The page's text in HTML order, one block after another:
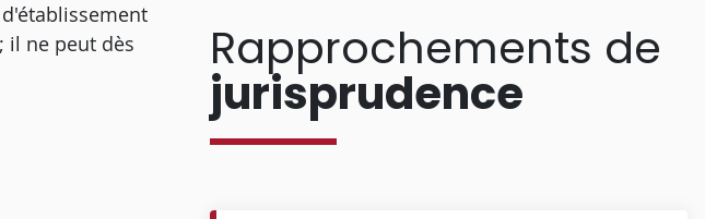
il ne peut dès
Rapprochements de
jurisprudence